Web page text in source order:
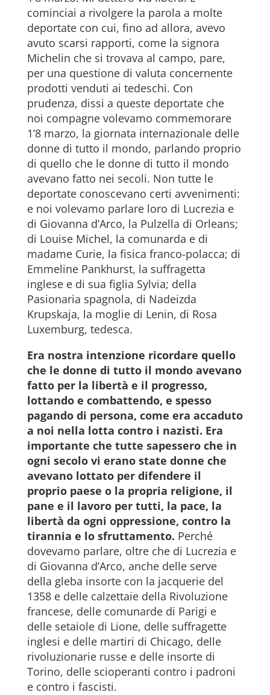
cominciai a rivolgere la parola a molte
deportate con cui, fino ad allora, avevo
avuto scarsi rapporti, come la signora
Michelin che si trovava al campo, pare,
per una questione di valuta concernente
prodotti venduti ai tedeschi. Con
prudenza, dissi a queste deportate che
noi compagne volevamo commemorare
1’8 marzo, la giornata internazionale delle
donne di tutto il mondo, parlando proprio
di quello che le donne di tutto il mondo
avevano fatto nei secoli. Non tutte le
deportate conoscevano certi avvenimenti:
e noi volevamo parlare loro di Lucrezia e
di Giovanna d’Arco, la Pulzella di Orleans;
di Louise Michel, la comunarda e di
madame Curie, la fisica franco-polacca; di
Emmeline Pankhurst, la suffragetta
inglese e di sua figlia Sylvia; della
Pasionaria spagnola, di Nadeizda
Krupskaja, la moglie di Lenin, di Rosa
Luxemburg, tedesca.
Era nostra intenzione ricordare quello
che le donne di tutto il mondo avevano
fatto per la libertà e il progresso,
lottando e combattendo, e spesso
pagando di persona, come era accaduto
a noi nella lotta contro i nazisti. Era
importante che tutte sapessero che in
ogni secolo vi erano state donne che
avevano lottato per difendere il
proprio paese o la propria religione, il
pane e il lavoro per tutti, la pace, la
libertà da ogni oppressione, contro la
tirannia e lo sfruttamento. Perché
dovevamo parlare, oltre che di Lucrezia e
di Giovanna d’Arco, anche delle serve
della gleba insorte con la jacquerie del
1358 e delle calzettaie della Rivoluzione
francese, delle comunarde di Parigi e
delle setaiole di Lione, delle suffragette
inglesi e delle martiri di Chicago, delle
rivoluzionarie russe e delle insorte di
Torino, delle scioperanti contro i padroni
e contro i fascisti.